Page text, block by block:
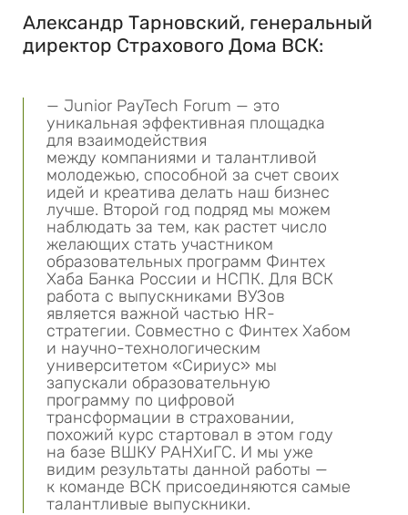
Александр Тарновский, генеральный
директор Страхового Дома ВСК:
— Junior PayTech Forum — это
уникальная эффективная площадка
для взаимодействия
между компаниями и талантливой
молодежью, способной за счет своих
идей и креатива делать наш бизнес
лучше. Второй год подряд мы можем
наблюдать за тем, как растет число
желающих стать участником
образовательных программ Финтех
Хаба Банка России и НСПК. Для ВСК
работа с выпускниками ВУЗов
является важной частью HR-
стратегии. Совместно с Финтех Хабом
и научно-технологическим
университетом «Сириус» мы
запускали образовательную
программу по цифровой
трансформации в страховании,
похожий курс стартовал в этом году
на базе ВШКУ РАНХиГС. И мы уже
видим результаты данной работы —
к команде ВСК присоединяются самые
талантливые выпускники.